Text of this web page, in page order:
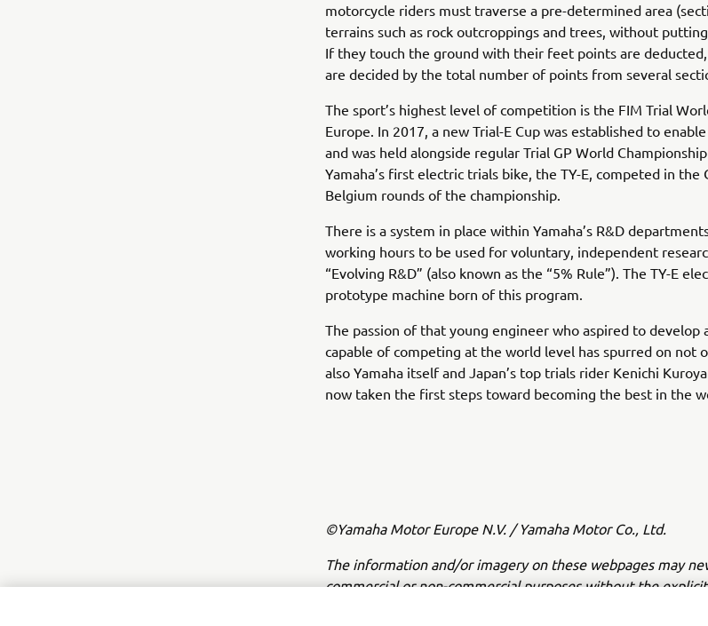
motorcycle riders must traverse a pre-determined area
terrains such as rock outcroppings and trees, without
If they touch the ground with their feet points are
are decided by the total number of points from several
The sport’s highest level of competition is the FIM Trial
Europe. In 2017, a new Trial-E Cup was established to
and was held alongside regular Trial GP World
Yamaha’s first electric trials bike, the TY-E, competed in the
Belgium rounds of the championship.
There is a system in place within Yamaha’s R&D
working hours to be used for voluntary, independent
“Evolving R&D” (also known as the “5% Rule”). The TY-E
prototype machine born of this program.
The passion of that young engineer who aspired to develop
capable of competing at the world level has spurred on not
also Yamaha itself and Japan’s top trials rider Kenichi
now taken the first steps toward becoming the best in the
©Yamaha Motor Europe N.V. / Yamaha Motor Co., Ltd.
The information and/or imagery on these webpages may
commercial or non-commercial purposes without the